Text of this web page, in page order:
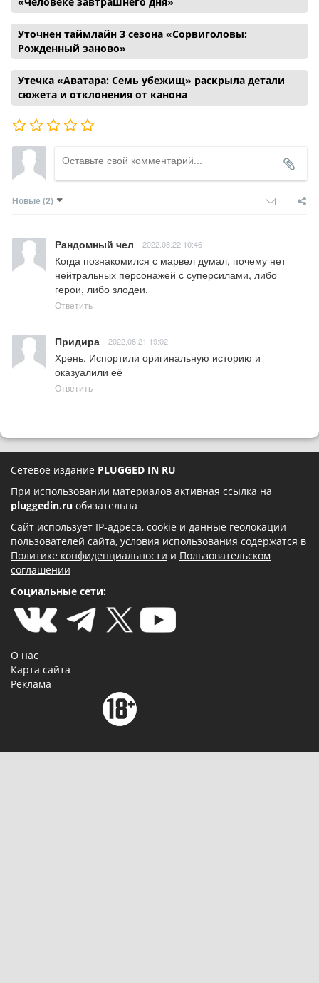
Уточнен таймлайн 3 сезона «Сорвиголовы:
Рожденный заново»
Утечка «Аватара: Семь убежищ» раскрыла детали
сюжета и отклонения от канона
Новые (2)
Рандомный чел 2022.08.22 10:46
Когда познакомился с марвел думал, почему нет
нейтральных персонажей с суперсилами, либо
герои, либо злодеи.
Ответить
Придира 2022.08.21 19:02
Хрень. Испортили оригинальную историю и
оказуалили её
Ответить
Сетевое издание PLUGGED IN RU
При использовании материалов активная ссылка на
pluggedin.ru обязательна
Сайт использует IP-адреса, cookie и данные геолокации
пользователей сайта, условия использования содержатся в
Политике конфиденциальности и Пользовательском
соглашении
Социальные сети:
О нас
Карта сайта
Реклама